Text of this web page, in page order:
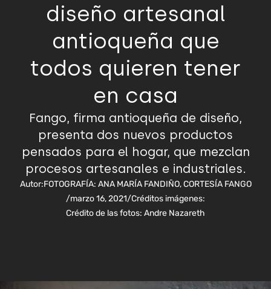
diseño artesanal
antioqueña que
todos quieren tener
en casa
Fango, firma antioqueña de diseño,
presenta dos nuevos productos
pensados para el hogar, que mezclan
procesos artesanales e industriales.
Autor:FOTOGRAFÍA: ANA MARÍA FANDIÑO, CORTESÍA FANGO
/marzo 16, 2021/Créditos imágenes:
Crédito de las fotos: Andre Nazareth